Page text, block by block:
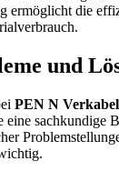
ermöglicht die
und
PEN N
eine sachkundige